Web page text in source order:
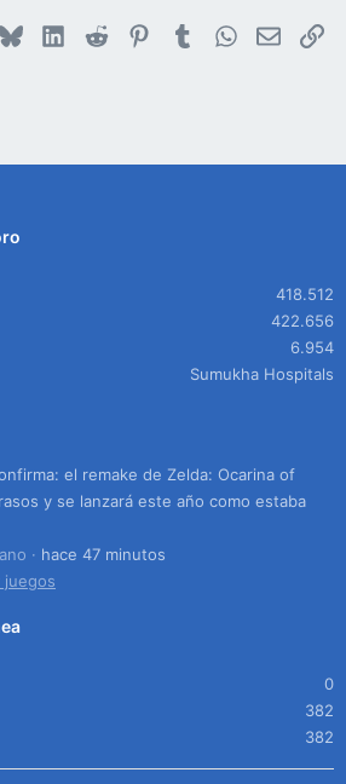
BlueskyLinkedIn
Reddit PinterestTumblrWhatsApp
Email
418.512
422.656
6.954
Sumukha Hospitals
el remake de Zelda: Ocarina of
y se lanzará este año como estaba
hace 47 minutos
juegos
0
382
382